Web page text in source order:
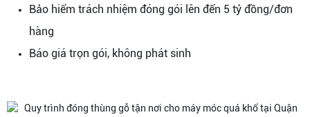
Bảo hiểm trách nhiệm đóng gói lên đến 5 tỷ đồng/đơn
hàng
Báo giá trọn gói, không phát sinh